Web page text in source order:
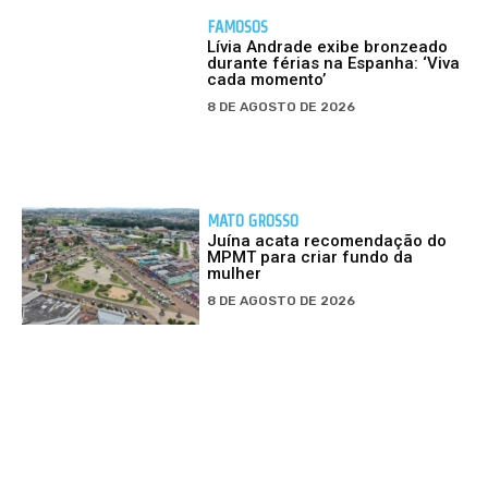
FAMOSOS
Lívia Andrade exibe bronzeado
durante férias na Espanha: ‘Viva
cada momento’
8 DE AGOSTO DE 2026
MATO GROSSO
Juína acata recomendação do
MPMT para criar fundo da
mulher
8 DE AGOSTO DE 2026